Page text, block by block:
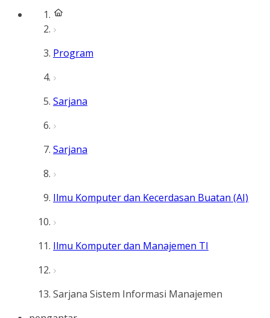
Program
Sarjana
Sarjana
Ilmu Komputer dan Kecerdasan Buatan (AI)
Ilmu Komputer dan Manajemen TI
Sarjana Sistem Informasi Manajemen